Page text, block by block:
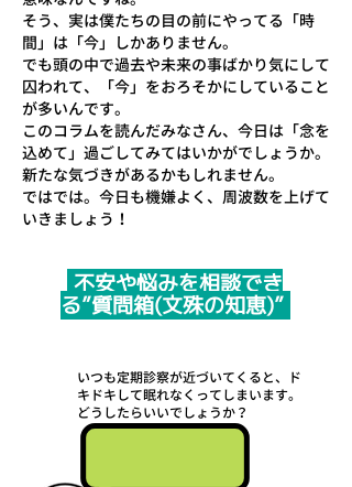
そう、実は僕たちの目の前にやってる「時
間」は「今」しかありません。
でも頭の中で過去や未来の事ばかり気にして
囚われて、「今」をおろそかにしていること
が多いんです。
このコラムを読んだみなさん、今日は「念を
込めて」過ごしてみてはいかがでしょうか。
新たな気づきがあるかもしれません。
ではでは。今日も機嫌よく、周波数を上げて
いきましょう！
不安や悩みを相談でき
る”質問箱(文殊の知恵)”
いつも定期診察が近づいてくると、ド
キドキして眠れなくってしまいます。
どうしたらいいでしょうか？